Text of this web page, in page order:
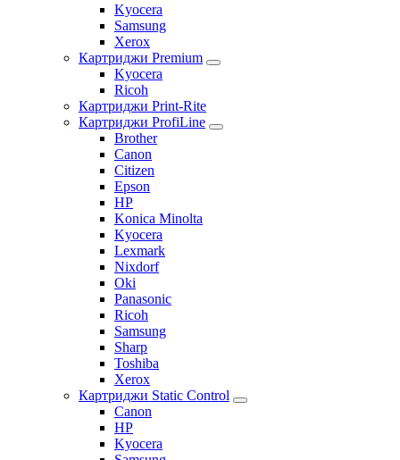
Kyocera
Samsung
Xerox
Картриджи Premium
Kyocera
Ricoh
Картриджи Print-Rite
Картриджи ProfiLine
Brother
Canon
Citizen
Epson
HP
Konica Minolta
Kyocera
Lexmark
Nixdorf
Oki
Panasonic
Ricoh
Samsung
Sharp
Toshiba
Xerox
Картриджи Static Control
Canon
HP
Kyocera